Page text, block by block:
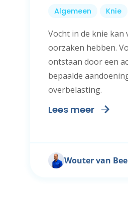
Algemeen Knie
Vocht in de knie kan
oorzaken hebben.
ontstaan door een
bepaalde
overbelasting.
Lees meer
Wouter van